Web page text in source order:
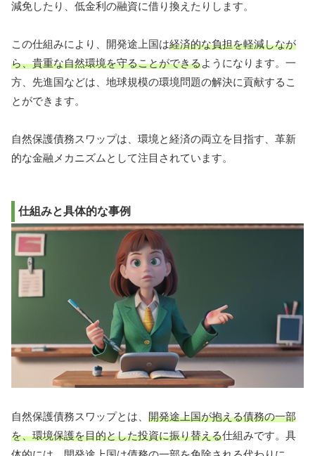
減免したり、低金利の融資に借り換えたりします。
この仕組みにより、開発途上国は経済的な負担を軽減しなが
ら、貴重な自然環境を守ることができるようになります。一
方、先進国などは、地球規模の環境問題の解決に貢献するこ
とができます。
自然保護債務スワップは、環境と経済の両立を目指す、革新
的な金融メカニズムとして注目されています。
仕組みと具体的な事例
自然保護債務スワップとは、 開発途上国が抱える債務の一部
を、環境保護を目的とした投資に振り替える仕組みです。具